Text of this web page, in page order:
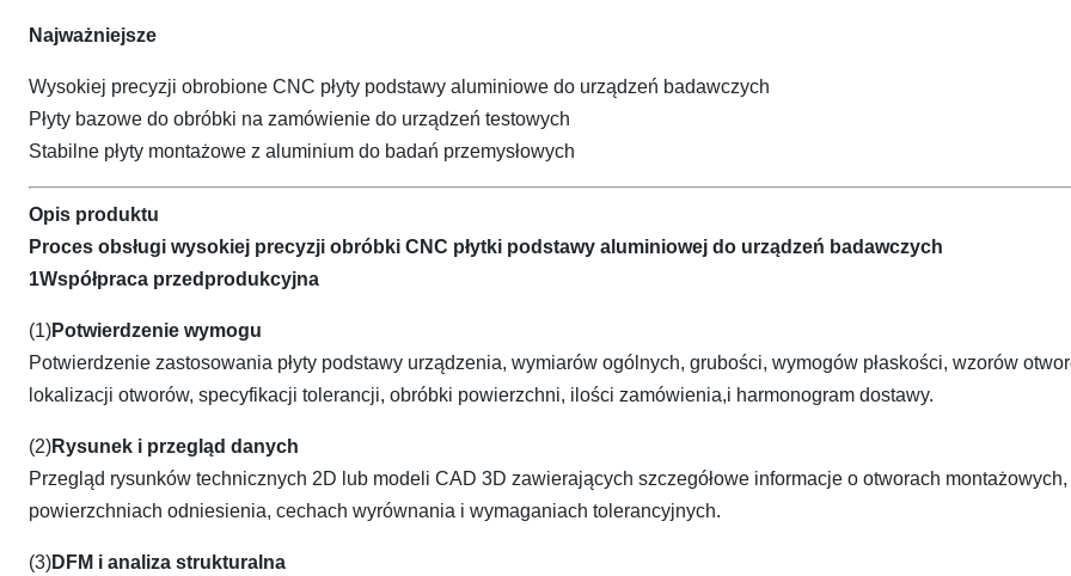
Najważniejsze
Wysokiej precyzji obrobione CNC płyty podstawy aluminiowe do urządzeń badawczych
Płyty bazowe do obróbki na zamówienie do urządzeń testowych
Stabilne płyty montażowe z aluminium do badań przemysłowych
Opis produktu
Proces obsługi wysokiej precyzji obróbki CNC płytki podstawy aluminiowej do urządzeń badawczych
1Współpraca przedprodukcyjna
(1)Potwierdzenie wymogu
Potwierdzenie zastosowania płyty podstawy urządzenia, wymiarów ogólnych, grubości, wymogów płaskości, wzorów
lokalizacji otworów, specyfikacji tolerancji, obróbki powierzchni, ilości zamówienia,i harmonogram dostawy.
(2)Rysunek i przegląd danych
Przegląd rysunków technicznych 2D lub modeli CAD 3D zawierających szczegółowe informacje o otworach montażowych,
powierzchniach odniesienia, cechach wyrównania i wymaganiach tolerancyjnych.
(3)DFM i analiza strukturalna